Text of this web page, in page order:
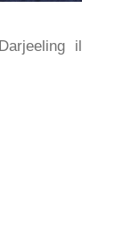
il